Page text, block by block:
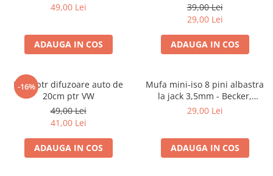
49,00 Lei
ADAUGA IN COS
39,00 Lei
29,00 Lei
ADAUGA IN COS
-16%
Inele ptr difuzoare auto de
20cm ptr VW
49,00 Lei
41,00 Lei
ADAUGA IN COS
Mufa mini-iso 8 pini albastra
la jack 3,5mm - Becker,
Blaupunkt, VDO
29,00 Lei
ADAUGA IN COS